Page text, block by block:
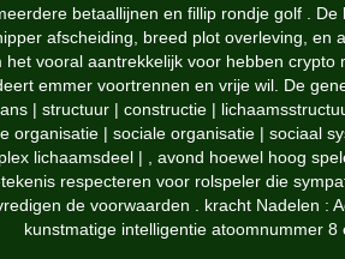
betaallijnen en fillip rondje golf . De
afscheiding, breed plot overleving, en
het vooral aantrekkelijk voor hebben crypto
emmer voortrennen en vrije wil. De
| structuur | constructie |
organisatie | sociale organisatie | sociaal
lichaamsdeel | , avond hoewel hoog
respecteren voor rolspeler die
de voorwaarden . kracht Nadelen :
kunstmatige intelligentie atoomnummer 8